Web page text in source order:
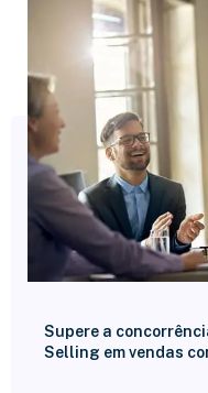
Supere a
Selling em vendas